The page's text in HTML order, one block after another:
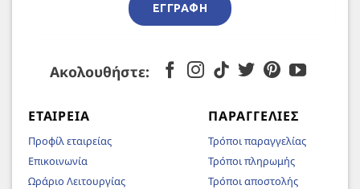
ΕΓΓΡΑΦΉ
Ακολουθήστε:
ΕΤΑΙΡΕΊΑ
Προφίλ εταιρείας
Επικοινωνία
Ωράριο Λειτουργίας
ΠΑΡΑΓΓΕΛΊΕΣ
Τρόποι παραγγελίας
Τρόποι πληρωμής
Τρόποι αποστολής